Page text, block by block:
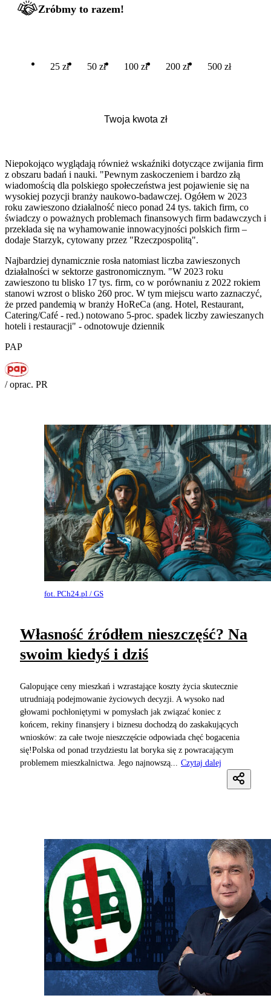
Zróbmy to razem!
25 zł 50 zł 100 zł 200 zł 500 zł
Niepokojąco wyglądają również wskaźniki dotyczące zwijania firm
z obszaru badań i nauki. "Pewnym zaskoczeniem i bardzo złą
wiadomością dla polskiego społeczeństwa jest pojawienie się na
wysokiej pozycji branży naukowo-badawczej. Ogółem w 2023
roku zawieszono działalność nieco ponad 24 tys. takich firm, co
świadczy o poważnych problemach finansowych firm badawczych i
przekłada się na wyhamowanie innowacyjności polskich firm –
dodaje Starzyk, cytowany przez "Rzeczpospolitą".
Najbardziej dynamicznie rosła natomiast liczba zawieszonych
działalności w sektorze gastronomicznym. "W 2023 roku
zawieszono tu blisko 17 tys. firm, co w porównaniu z 2022 rokiem
stanowi wzrost o blisko 260 proc. W tym miejscu warto zaznaczyć,
że przed pandemią w branży HoReCa (ang. Hotel, Restaurant,
Catering/Café - red.) notowano 5-proc. spadek liczby zawieszanych
hoteli i restauracji" - odnotowuje dziennik
PAP
/ oprac. PR
fot. PCh24.pl / GS
Własność źródłem nieszczęść? Na
swoim kiedyś i dziś
Galopujące ceny mieszkań i wzrastające koszty życia skutecznie
utrudniają podejmowanie życiowych decyzji. A wysoko nad
głowami pochłoniętymi w pomysłach jak związać koniec z
końcem, rekiny finansjery i biznesu dochodzą do zaskakujących
wniosków: za całe twoje nieszczęście odpowiada chęć bogacenia
się!Polska od ponad trzydziestu lat boryka się z powracającym
problemem mieszkalnictwa. Jego najnowszą...
Czytaj dalej